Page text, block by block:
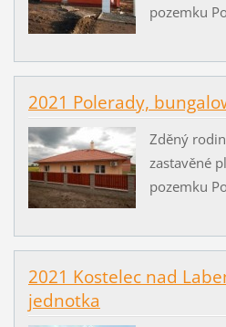
pozemku
2021 Polerady,
Zděný
zastavěné
pozemku
2021 Kostelec nad
jednotka